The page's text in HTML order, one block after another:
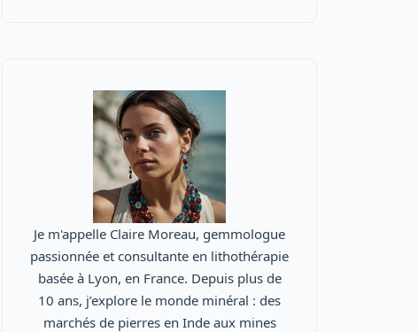
Je m'appelle Claire Moreau, gemmologue
passionnée et consultante en lithothérapie
basée à Lyon, en France. Depuis plus de
10 ans, j’explore le monde minéral : des
marchés de pierres en Inde aux mines